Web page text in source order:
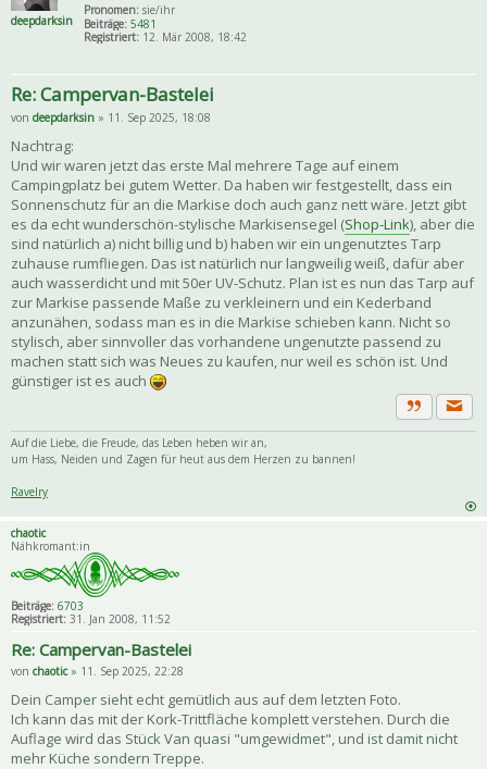
deepdarksin
Pronomen: sie/ihr
Beiträge: 5481
Registriert: 12. Mär 2008, 18:42
Re: Campervan-Bastelei
von deepdarksin » 11. Sep 2025, 18:08
Nachtrag:
Und wir waren jetzt das erste Mal mehrere Tage auf einem
Campingplatz bei gutem Wetter. Da haben wir festgestellt, dass ein
Sonnenschutz für an die Markise doch auch ganz nett wäre. Jetzt gibt
es da echt wunderschön-stylische Markisensegel (Shop-Link), aber die
sind natürlich a) nicht billig und b) haben wir ein ungenutztes Tarp
zuhause rumfliegen. Das ist natürlich nur langweilig weiß, dafür aber
auch wasserdicht und mit 50er UV-Schutz. Plan ist es nun das Tarp auf
zur Markise passende Maße zu verkleinern und ein Kederband
anzunähen, sodass man es in die Markise schieben kann. Nicht so
stylisch, aber sinnvoller das vorhandene ungenutzte passend zu
machen statt sich was Neues zu kaufen, nur weil es schön ist. Und
günstiger ist es auch
Zitat
Auf die Liebe, die Freude, das Leben heben wir an,
um Hass, Neiden und Zagen für heut aus dem Herzen zu bannen!
Ravelry
chaotic
Nähkromant:in
Beiträge: 6703
Registriert: 31. Jan 2008, 11:52
Re: Campervan-Bastelei
von chaotic» 11. Sep 2025, 22:28
Dein Camper sieht echt gemütlich aus auf dem letzten Foto.
Ich kann das mit der Kork-Trittfläche komplett verstehen. Durch die
Auflage wird das Stück Van quasi "umgewidmet", und ist damit nicht
mehr Küche sondern Treppe.